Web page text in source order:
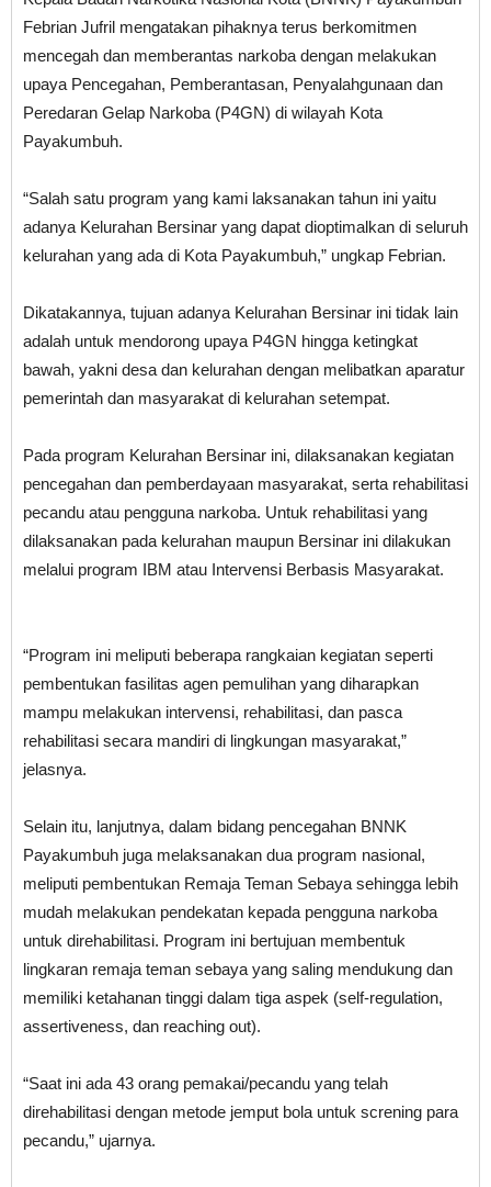
Febrian Jufril mengatakan pihaknya terus berkomitmen
mencegah dan memberantas narkoba dengan melakukan
upaya Pencegahan, Pemberantasan, Penyalahgunaan dan
Peredaran Gelap Narkoba (P4GN) di wilayah Kota
Payakumbuh.
“Salah satu program yang kami laksanakan tahun ini yaitu
adanya Kelurahan Bersinar yang dapat dioptimalkan di seluruh
kelurahan yang ada di Kota Payakumbuh,” ungkap Febrian.
Dikatakannya, tujuan adanya Kelurahan Bersinar ini tidak lain
adalah untuk mendorong upaya P4GN hingga ketingkat
bawah, yakni desa dan kelurahan dengan melibatkan aparatur
pemerintah dan masyarakat di kelurahan setempat.
Pada program Kelurahan Bersinar ini, dilaksanakan kegiatan
pencegahan dan pemberdayaan masyarakat, serta rehabilitasi
pecandu atau pengguna narkoba. Untuk rehabilitasi yang
dilaksanakan pada kelurahan maupun Bersinar ini dilakukan
melalui program IBM atau Intervensi Berbasis Masyarakat.
“Program ini meliputi beberapa rangkaian kegiatan seperti
pembentukan fasilitas agen pemulihan yang diharapkan
mampu melakukan intervensi, rehabilitasi, dan pasca
rehabilitasi secara mandiri di lingkungan masyarakat,”
jelasnya.
Selain itu, lanjutnya, dalam bidang pencegahan BNNK
Payakumbuh juga melaksanakan dua program nasional,
meliputi pembentukan Remaja Teman Sebaya sehingga lebih
mudah melakukan pendekatan kepada pengguna narkoba
untuk direhabilitasi. Program ini bertujuan membentuk
lingkaran remaja teman sebaya yang saling mendukung dan
memiliki ketahanan tinggi dalam tiga aspek (self-regulation,
assertiveness, dan reaching out).
“Saat ini ada 43 orang pemakai/pecandu yang telah
direhabilitasi dengan metode jemput bola untuk screning para
pecandu,” ujarnya.